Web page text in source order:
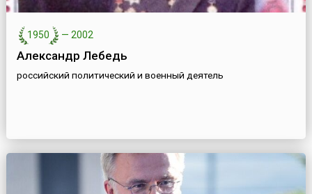
1950 — 2002
Александр Лебедь
российский политический и военный деятель